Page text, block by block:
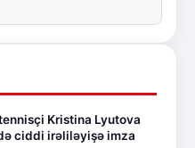
Kristina Lyutova
ciddi irəliləyişə imza